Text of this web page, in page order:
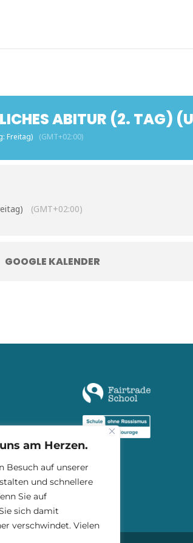
am Herzen.
Besuch auf unserer
und schnellere
Sie auf
sich damit
verschwindet. Vielen
ABITUR (2. TAG)
Freitag) (GMT+02:00)
(GMT+02:00)
GOOGLE KALENDER